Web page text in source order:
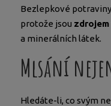
Bezlepkové
protože jsou
a minerálních látek.
Mlsání
Hledáte-li, co svým